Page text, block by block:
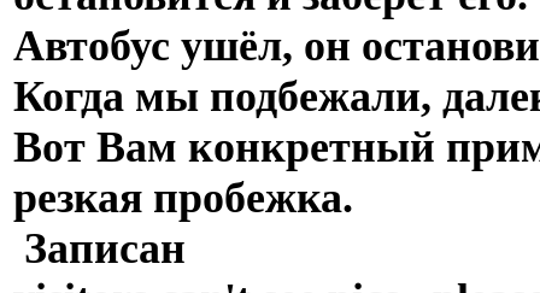
Автобус ушёл, он
Когда мы подбежали,
Вот Вам конкретный
резкая пробежка.
Записан